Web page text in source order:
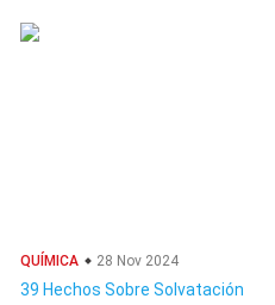
QUÍMICA 28 Nov 2024
39 Hechos Sobre Solvatación